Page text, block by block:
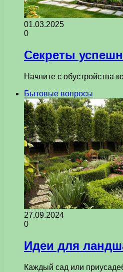
01.03.2025
0
Секреты
Начните с обустройства
Бытовые вопросы
27.09.2024
0
Идеи для
Каждый сад или